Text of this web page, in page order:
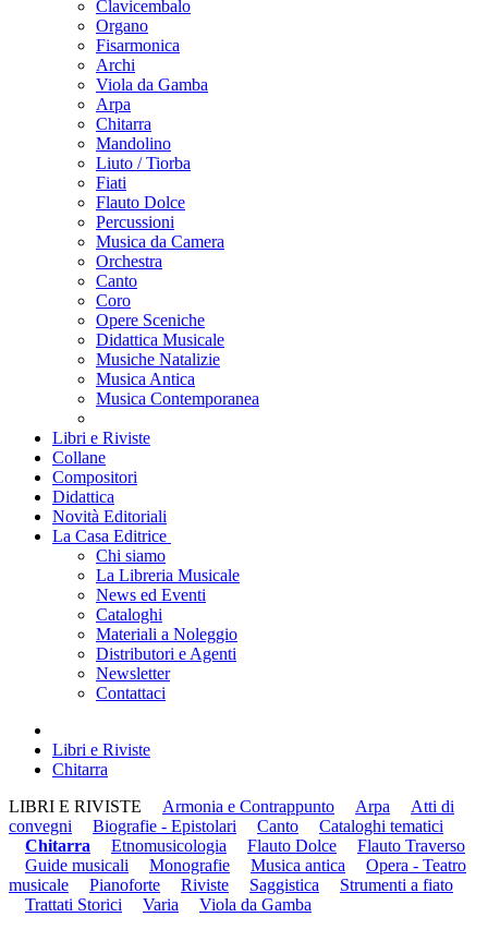
Clavicembalo
Organo
Fisarmonica
Archi
Viola da Gamba
Arpa
Chitarra
Mandolino
Liuto / Tiorba
Fiati
Flauto Dolce
Percussioni
Musica da Camera
Orchestra
Canto
Coro
Opere Sceniche
Didattica Musicale
Musiche Natalizie
Musica Antica
Musica Contemporanea
Libri e Riviste
Collane
Compositori
Didattica
Novità Editoriali
La Casa Editrice
Chi siamo
La Libreria Musicale
News ed Eventi
Cataloghi
Materiali a Noleggio
Distributori e Agenti
Newsletter
Contattaci
Libri e Riviste
Chitarra
LIBRI E RIVISTE
Armonia e Contrappunto Arpa
Atti di
convegni
Biografie - Epistolari Canto
Cataloghi tematici
Chitarra
Etnomusicologia Flauto Dolce
Flauto Traverso
Guide musicali
Monografie Musica antica
Opera - Teatro
musicale
Pianoforte Riviste Saggistica
Strumenti a fiato
Trattati Storici
Varia Viola da Gamba